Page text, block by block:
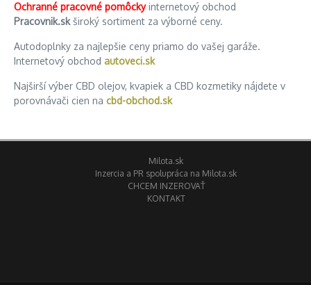
Ochranné pracovné pomôckyinternetový obchod
Pracovnik.skširoký sortiment za výborné ceny.
Autodoplnky za najlepšie ceny priamo do vašej garáže.
Internetový obchod autoveci.sk
Najširší výber CBD olejov, kvapiek a CBD kozmetiky nájdete v
porovnávači cien na cbd-obchod.sk
Milota.sk
Inzercia a PR spolupráca na Milota.sk
CHCEM INZEROVAŤ
KONTAKT